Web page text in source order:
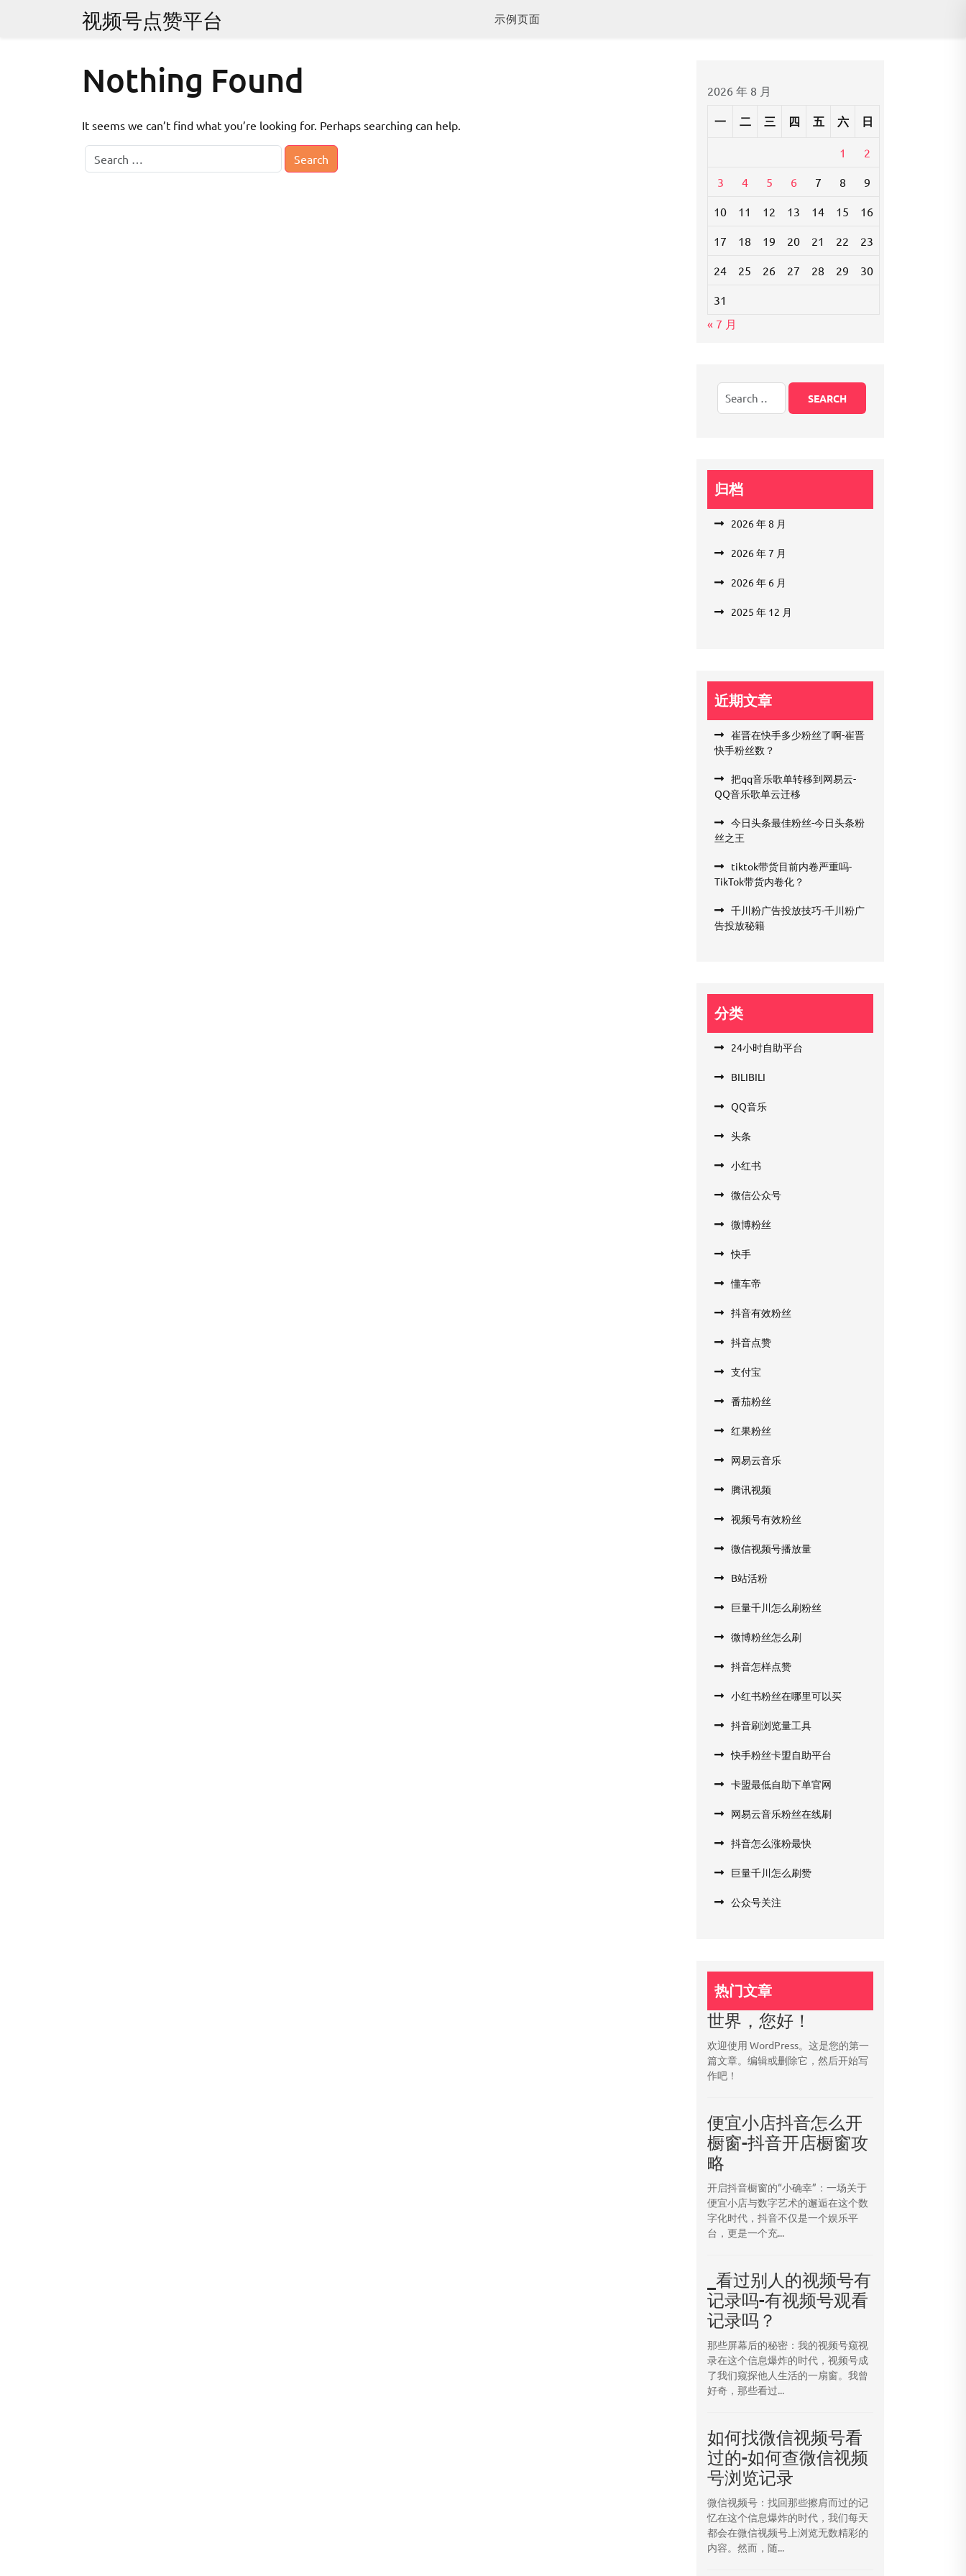
视频号点赞平台 示例页面
Nothing Found
It seems we can’t find what you’re looking for. Perhaps searching can help.
2026 年 8 月
一 二 三 四 五 六 日
1 2
3 4 5 6 7 8 9
10 11 12 13 14 15 16
17 18 19 20 21 22 23
24 25 26 27 28 29 30
31
« 7 月
归档
2026 年 8 月
2026 年 7 月
2026 年 6 月
2025 年 12 月
近期文章
崔晋在快手多少粉丝了啊-崔晋
快手粉丝数？
把qq音乐歌单转移到网易云-
QQ音乐歌单云迁移
今日头条最佳粉丝-今日头条粉
丝之王
tiktok带货目前内卷严重吗-
TikTok带货内卷化？
千川粉广告投放技巧-千川粉广
告投放秘籍
分类
24小时自助平台
BILIBILI
QQ音乐
头条
小红书
微信公众号
微博粉丝
快手
懂车帝
抖音有效粉丝
抖音点赞
支付宝
番茄粉丝
红果粉丝
网易云音乐
腾讯视频
视频号有效粉丝
微信视频号播放量
B站活粉
巨量千川怎么刷粉丝
微博粉丝怎么刷
抖音怎样点赞
小红书粉丝在哪里可以买
抖音刷浏览量工具
快手粉丝卡盟自助平台
卡盟最低自助下单官网
网易云音乐粉丝在线刷
抖音怎么涨粉最快
巨量千川怎么刷赞
公众号关注
热门文章
世界，您好！
欢迎使用 WordPress。这是您的第一
篇文章。编辑或删除它，然后开始写
作吧！
便宜小店抖音怎么开
橱窗-抖音开店橱窗攻
略
开启抖音橱窗的“小确幸”：一场关于
便宜小店与数字艺术的邂逅在这个数
字化时代，抖音不仅是一个娱乐平
台，更是一个充...
_看过别人的视频号有
记录吗-有视频号观看
记录吗？
那些屏幕后的秘密：我的视频号窥视
录在这个信息爆炸的时代，视频号成
了我们窥探他人生活的一扇窗。我曾
好奇，那些看过...
如何找微信视频号看
过的-如何查微信视频
号浏览记录
微信视频号：找回那些擦肩而过的记
忆在这个信息爆炸的时代，我们每天
都会在微信视频号上浏览无数精彩的
内容。然而，随...